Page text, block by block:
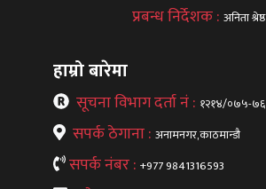
प्रबन्ध निर्देशक : अनिता श्रेष्ठ
हाम्रो बारेमा
सूचना विभाग दर्ता नं : १२१४/०७५-७६
सपर्क ठेगाना : अनामनगर,काठमान्डौ
सपर्क नंबर : +977 9841316593